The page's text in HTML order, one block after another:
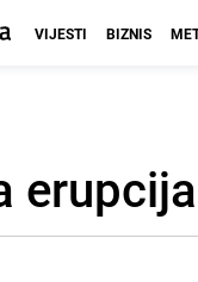
VIJESTI BIZNIS